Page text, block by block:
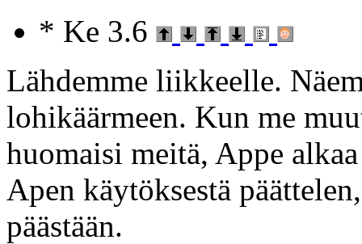
* Ke 3.6
Lähdemme liikkeelle.
lohikäärmeen. Kun me
huomaisi meitä, Appe
Apen käytöksestä
päästään.